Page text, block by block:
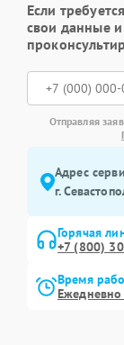
Если
свои данные
Отправляя
Адрес
г.
Горячая
+7 (800)
Время